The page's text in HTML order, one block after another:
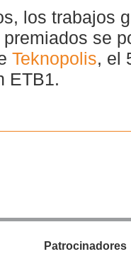
los trabajos
se
Teknopolis, el
ETB1.
Patrocinadores